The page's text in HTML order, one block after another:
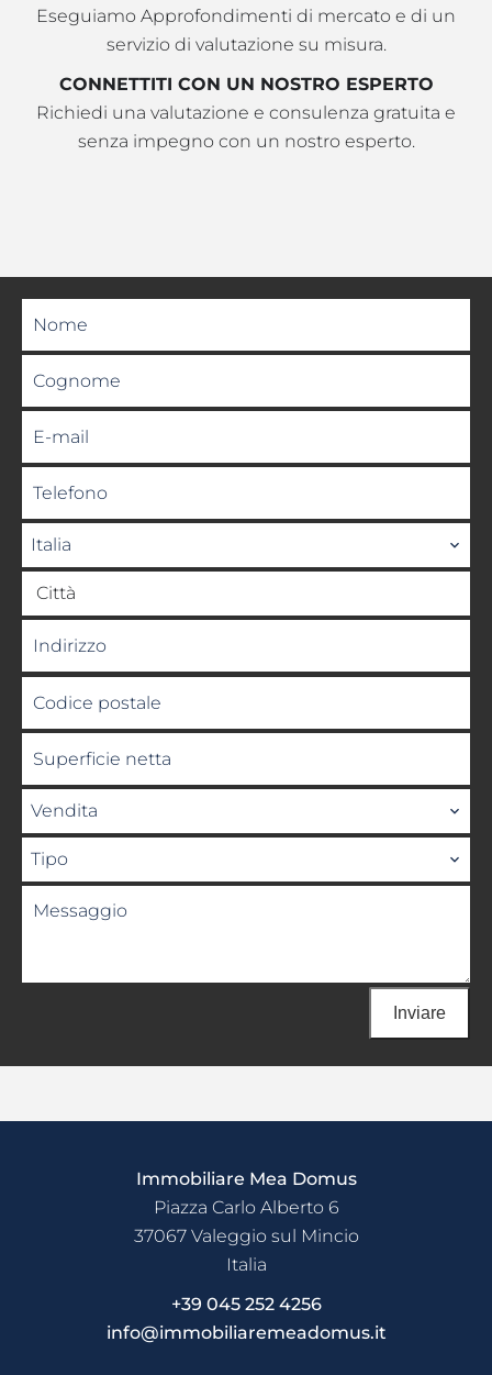
Eseguiamo Approfondimenti di mercato e di un
servizio di valutazione su misura.
CONNETTITI CON UN NOSTRO ESPERTO
Richiedi una valutazione e consulenza gratuita e
senza impegno con un nostro esperto.
Italia
Città
Vendita
Tipo
Inviare
Immobiliare Mea Domus
Piazza Carlo Alberto 6
37067Valeggio sul Mincio
Italia
+39 045 252 4256
info@immobiliaremeadomus.it